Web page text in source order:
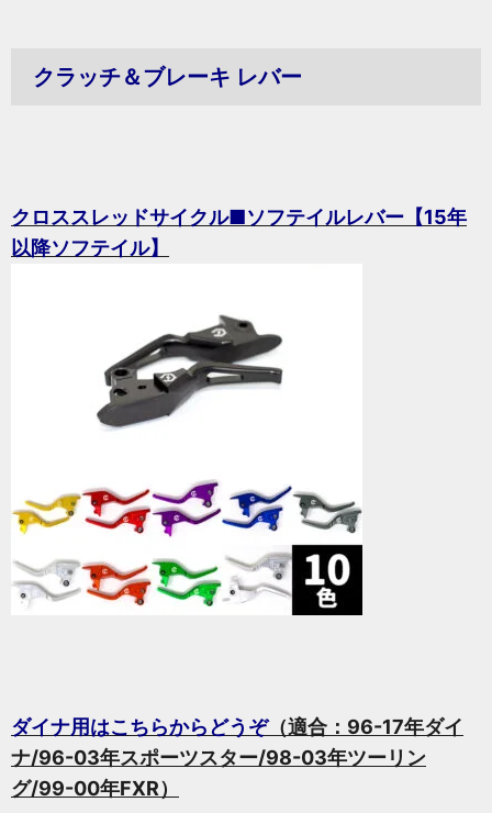
クラッチ＆ブレーキ レバー
クロススレッドサイクル■ソフテイルレバー【15年
以降ソフテイル】
ダイナ用はこちらからどうぞ（適合：96-17年ダイ
ナ/96-03年スポーツスター/98-03年ツーリン
グ/99-00年FXR）